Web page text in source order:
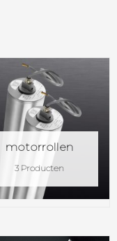
motorrollen
3 Producten